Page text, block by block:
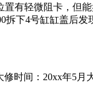
有轻微阻卡，但
下4号缸缸盖后
时间：20xx年5